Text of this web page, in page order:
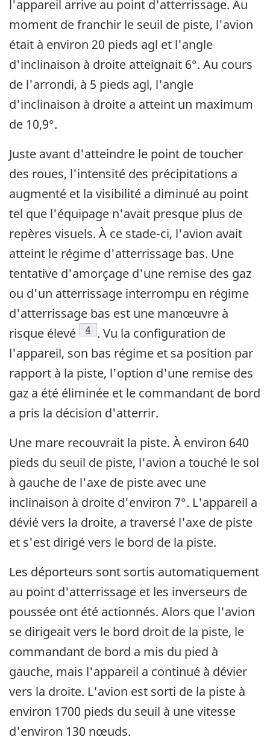
l'appareil arrive au point d'atterrissage. Au
moment de franchir le seuil de piste, l'avion
était à environ 20 pieds agl et l'angle
d'inclinaison à droite atteignait 6°. Au cours
de l'arrondi, à 5 pieds agl, l'angle
d'inclinaison à droite a atteint un maximum
de 10,9°.
Juste avant d'atteindre le point de toucher
des roues, l'intensité des précipitations a
augmenté et la visibilité a diminué au point
tel que l'équipage n'avait presque plus de
repères visuels. À ce stade-ci, l'avion avait
atteint le régime d'atterrissage bas. Une
tentative d'amorçage d'une remise des gaz
ou d'un atterrissage interrompu en régime
d'atterrissage bas est une manœuvre à
risque élevé
Footnote
4 . Vu la configuration de
l'appareil, son bas régime et sa position par
rapport à la piste, l'option d'une remise des
gaz a été éliminée et le commandant de bord
a pris la décision d'atterrir.
Une mare recouvrait la piste. À environ 640
pieds du seuil de piste, l'avion a touché le sol
à gauche de l'axe de piste avec une
inclinaison à droite d'environ 7°. L'appareil a
dévié vers la droite, a traversé l'axe de piste
et s'est dirigé vers le bord de la piste.
Les déporteurs sont sortis automatiquement
au point d'atterrissage et les inverseurs de
poussée ont été actionnés. Alors que l'avion
se dirigeait vers le bord droit de la piste, le
commandant de bord a mis du pied à
gauche, mais l'appareil a continué à dévier
vers la droite. L'avion est sorti de la piste à
environ 1700 pieds du seuil à une vitesse
d'environ 130 nœuds.